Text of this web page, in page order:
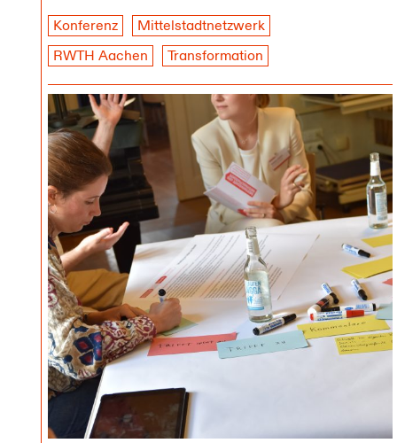
Konferenz
Mittelstadtnetzwerk
RWTH Aachen
Transformation